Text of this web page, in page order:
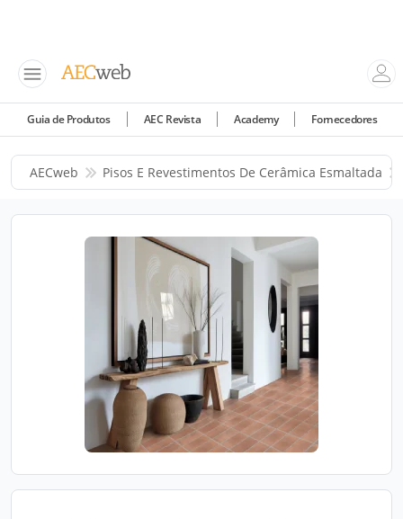
Guia de Produtos AEC Revista Academy Fornecedores
AECweb Pisos E Revestimentos De Cerâmica Esmaltada